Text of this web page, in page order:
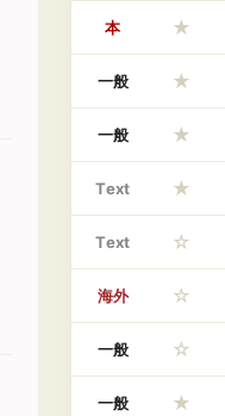
本 ★
一般 ★
一般 ★
Text ★
Text ☆
海外 ☆
一般 ☆
一般 ★